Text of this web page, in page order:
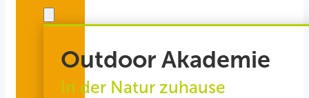
Outdoor Akademie
In der Natur zuhause